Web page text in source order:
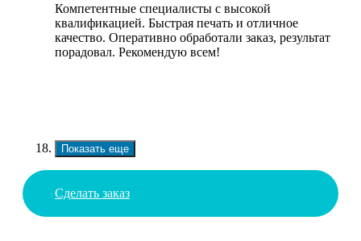
Компетентные специалисты с высокой
квалификацией. Быстрая печать и отличное
качество. Оперативно обработали заказ, результат
порадовал. Рекомендую всем!
Показать еще
Сделать заказ